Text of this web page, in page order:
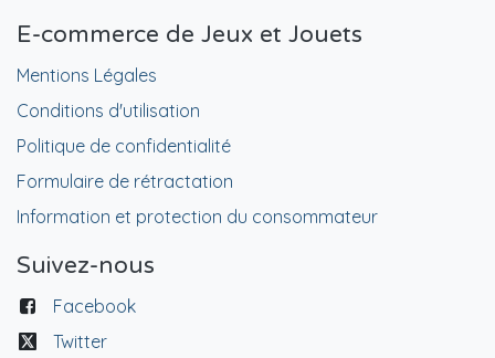
E-commerce de Jeux et Jouets
Mentions Légales
Conditions d'utilisation
Politique de confidentialité
Formulaire de rétractation
Information et protection du consommateur
Suivez-nous
Facebook
Twitter